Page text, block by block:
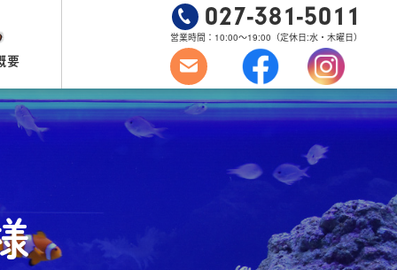
要
027-381-5011
営業時間：10:00～19:00 （定休日:水・木曜日）